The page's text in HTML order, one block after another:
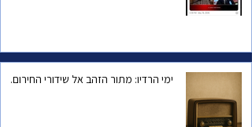
ימי הרדיו: מתור הזהב אל שידורי החירום.